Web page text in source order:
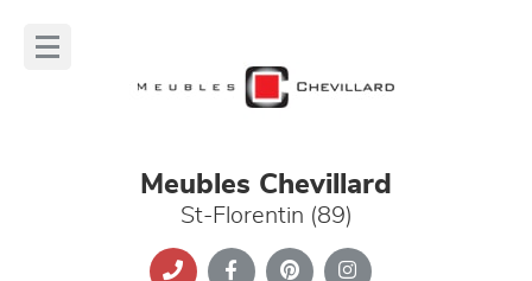
Meubles Chevillard
St-Florentin (89)